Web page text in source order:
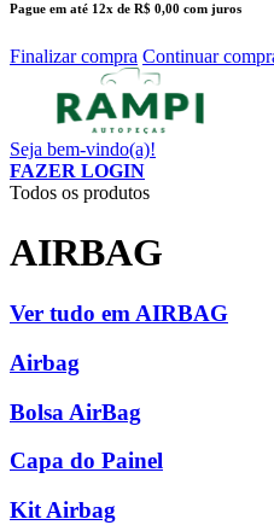
Pague em até 12x de R$ 0,00 com juros
Finalizar compra Continuar
Seja bem-vindo(a)!
FAZER LOGIN
Todos os produtos
AIRBAG
Ver tudo em AIRBAG
Airbag
Bolsa AirBag
Capa do Painel
Kit Airbag